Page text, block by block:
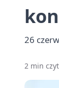
26
2 min